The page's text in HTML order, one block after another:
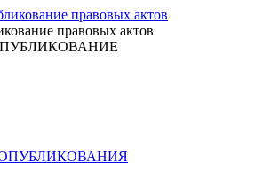
правовых актов